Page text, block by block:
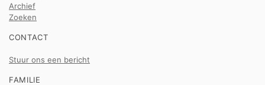
Archief
Zoeken
CONTACT
Stuur ons een bericht
FAMILIE